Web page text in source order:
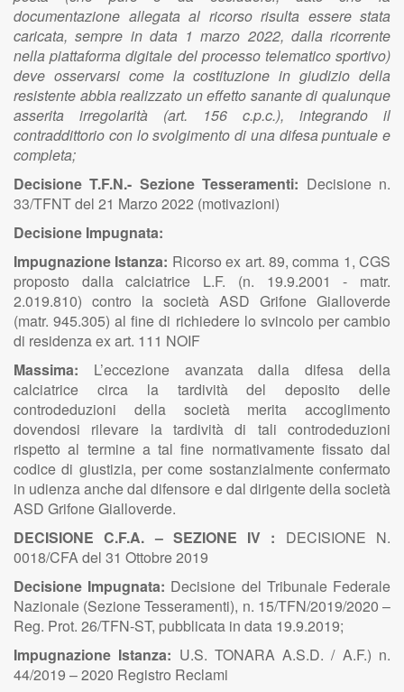
documentazione allegata al ricorso risulta essere stata
caricata, sempre in data 1 marzo 2022, dalla ricorrente
nella piattaforma digitale del processo telematico sportivo)
deve osservarsi come la costituzione in giudizio della
resistente abbia realizzato un effetto sanante di qualunque
asserita irregolarità (art. 156 c.p.c.), integrando il
contraddittorio con lo svolgimento di una difesa puntuale e
completa;
Decisione T.F.N.- Sezione Tesseramenti: Decisione n.
33/TFNT del 21 Marzo 2022 (motivazioni)
Decisione Impugnata:
Impugnazione Istanza: Ricorso ex art. 89, comma 1, CGS
proposto dalla calciatrice L.F. (n. 19.9.2001 - matr.
2.019.810) contro la società ASD Grifone Gialloverde
(matr. 945.305) al fine di richiedere lo svincolo per cambio
di residenza ex art. 111 NOIF
Massima: L’eccezione avanzata dalla difesa della
calciatrice circa la tardività del deposito delle
controdeduzioni della società merita accoglimento
dovendosi rilevare la tardività di tali controdeduzioni
rispetto al termine a tal fine normativamente fissato dal
codice di giustizia, per come sostanzialmente confermato
in udienza anche dal difensore e dal dirigente della società
ASD Grifone Gialloverde.
DECISIONE C.F.A. – SEZIONE IV : DECISIONE N.
0018/CFA del 31 Ottobre 2019
Decisione Impugnata: Decisione del Tribunale Federale
Nazionale (Sezione Tesseramenti), n. 15/TFN/2019/2020 –
Reg. Prot. 26/TFN-ST, pubblicata in data 19.9.2019;
Impugnazione Istanza: U.S. TONARA A.S.D. / A.F.) n.
44/2019 – 2020 Registro Reclami